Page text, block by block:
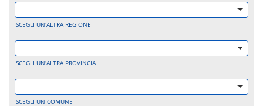
SCEGLI UN'ALTRA REGIONE
SCEGLI UN'ALTRA PROVINCIA
SCEGLI UN COMUNE